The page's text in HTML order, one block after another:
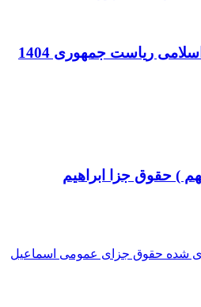
ریاست جمهوری 1404
) حقوق جزا ابراهیم